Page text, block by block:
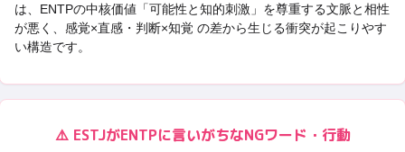
は、 ENTPの中核価値「可能性と知的刺激 」を尊重する文脈と相性
が悪く、 感覚×直感・判断×知覚 の差から生じる衝突が起こりやす
い構造です。
⚠️ ESTJがENTPに言いがちなNGワード・行動